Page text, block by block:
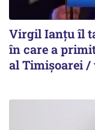
Virgil Ianțu îl
în care a
al Timișoarei /